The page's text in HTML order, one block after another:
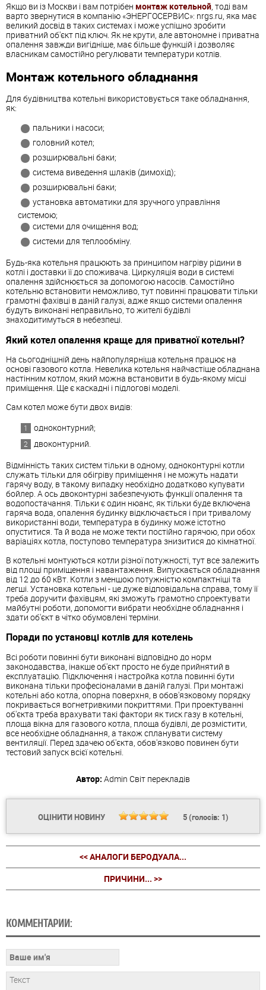
Якщо ви із Москви і вам потрібен монтаж котельной, тоді вам
варто звернутися в компанію «ЭНЕРГОСЕРВИС»: nrgs.ru, яка має
великий досвід в таких системах і може успішно зробити
приватний об'єкт під ключ. Як не крути, але автономне і приватна
опалення завжди вигідніше, має більше функцій і дозволяє
власникам самостійно регулювати температури котлів.
Монтаж котельного обладнання
Для будівництва котельні використовується таке обладнання,
як:
пальники і насоси;
головний котел;
розширювальні баки;
система виведення шлаків (димохід);
розширювальні баки;
установка автоматики для зручного управління
системою;
системи для очищення вод;
системи для теплообміну.
Будь-яка котельня працюють за принципом нагріву рідини в
котлі і доставки її до споживача. Циркуляція води в системі
опалення здійснюється за допомогою насосів. Самостійно
котельню встановити неможливо, тут повинні працювати тільки
грамотні фахівці в даній галузі, адже якщо системи опалення
будуть виконані неправильно, то жителі будівлі
знаходитимуться в небезпеці.
Який котел опалення краще для приватної котельні?
На сьогоднішній день найпопулярніша котельня працює на
основі газового котла. Невелика котельня найчастіше обладнана
настінним котлом, який можна встановити в будь-якому місці
приміщення. Ще є каскадні і підлогові моделі.
Сам котел може бути двох видів:
одноконтурний;
двоконтурний.
Відмінність таких систем тільки в одному, одноконтурні котли
служать тільки для обігріву приміщення і не можуть надати
гарячу воду, в такому випадку необхідно додатково купувати
бойлер. А ось двоконтурні забезпечують функції опалення та
водопостачання. Тільки є один нюанс, як тільки буде включена
гаряча вода, опалення будинку відключається і при тривалому
використанні води, температура в будинку може істотно
опуститися. Та й вода не може текти постійно гарячою, при обох
варіаціях котла, поступово температура знизитися до кімнатної.
В котельні монтуються котли різної потужності, тут все залежить
від площі приміщення і навантаження. Випускається обладнання
від 12 до 60 кВт. Котли з меншою потужністю компактніші та
легші. Установка котельні - це дуже відповідальна справа, тому її
треба доручити фахівцям, які зможуть грамотно спроектувати
майбутні роботи, допомогти вибрати необхідне обладнання і
здати об'єкт в чітко обумовлені терміни.
Поради по установці котлів для котелень
Всі роботи повинні бути виконані відповідно до норм
законодавства, інакше об'єкт просто не буде прийнятий в
експлуатацію. Підключення і настройка котла повинні бути
виконана тільки професіоналами в даній галузі. При монтажі
котельні або котла, опорна поверхня, в обов'язковому порядку
покривається вогнетривкими покриттями. При проектуванні
об'єкта треба врахувати такі фактори як тиск газу в котельні,
площа вікна для газового котла, площа будівлі, де розмістити,
все необхідне обладнання, а також спланувати систему
вентиляції. Перед здачею об'єкта, обов'язково повинен бути
тестовий запуск всієї котельні.
Автор: Admin Світ перекладів
ОЦІНИТИ НОВИНУ 5(голосів: 1)
<< АНАЛОГИ БЕРОДУАЛА...
ПРИЧИНИ... >>
КОММЕНТАРИИ: